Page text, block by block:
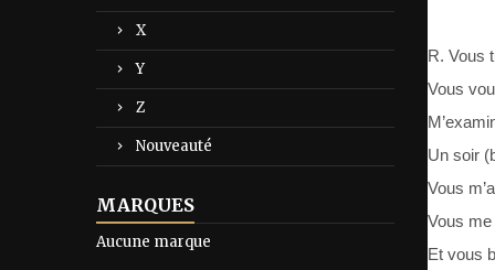
X
Y
Z
Nouveauté
MARQUES
Aucune marque
R. Vous
Vous
Un soir
Vous
Vous
Et vous